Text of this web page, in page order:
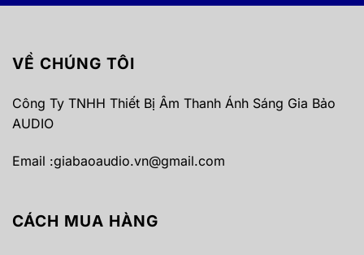
VỀ CHÚNG TÔI
Công Ty TNHH Thiết Bị Âm Thanh Ánh Sáng Gia Bảo
AUDIO
Email :giabaoaudio.vn@gmail.com
CÁCH MUA HÀNG